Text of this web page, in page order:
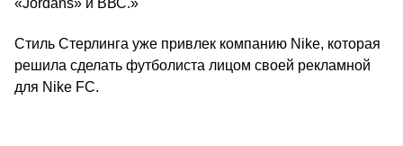
Стиль Стерлинга уже привлек компанию Nike, которая
решила сделать футболиста лицом своей рекламной
для Nike FC.